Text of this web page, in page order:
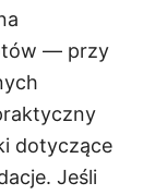
— przy
dotyczące
Jeśli